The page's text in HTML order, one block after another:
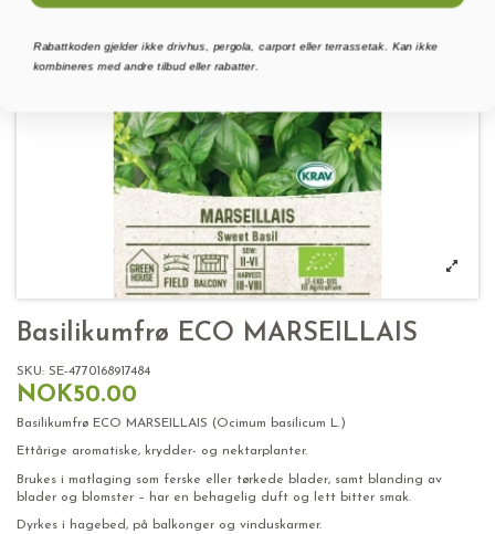
Basilikumfrø ECO MARSEILLAIS
SKU: SE-4770168917484
NOK50.00
Basilikumfrø ECO MARSEILLAIS (Ocimum basilicum L.)
Ettårige aromatiske, krydder- og nektarplanter.
Brukes i matlaging som ferske eller tørkede blader, samt blanding av
blader og blomster – har en behagelig duft og lett bitter smak.
Dyrkes i hagebed, på balkonger og vinduskarmer.
Rabattkoden gjelder ikke drivhus, pergola, carport eller terrassetak. Kan ikke
kombineres med andre tilbud eller rabatter.